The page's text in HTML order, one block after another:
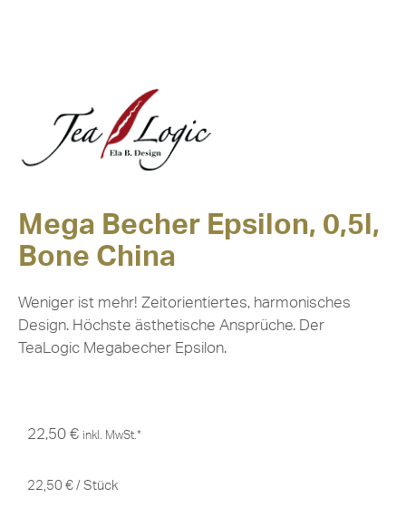
Mega Becher Epsilon, 0,5l,
Bone China
Weniger ist mehr! Zeitorientiertes, harmonisches
Design. Höchste ästhetische Ansprüche. Der
TeaLogic Megabecher Epsilon.
22,50 € inkl. MwSt.*
22,50 € / Stück